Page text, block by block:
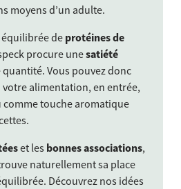
moyens d’un adulte.
équilibrée de protéines de
procure unesatiété
Vous pouvez donc
votre alimentation, en entrée,
touche aromatique
et les bonnes associations,
naturellement sa place
Découvrez nos idées